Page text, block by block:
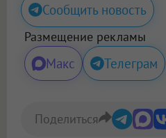
Сообщить новость
Размещение рекламы
Макс Телеграм
Поделиться